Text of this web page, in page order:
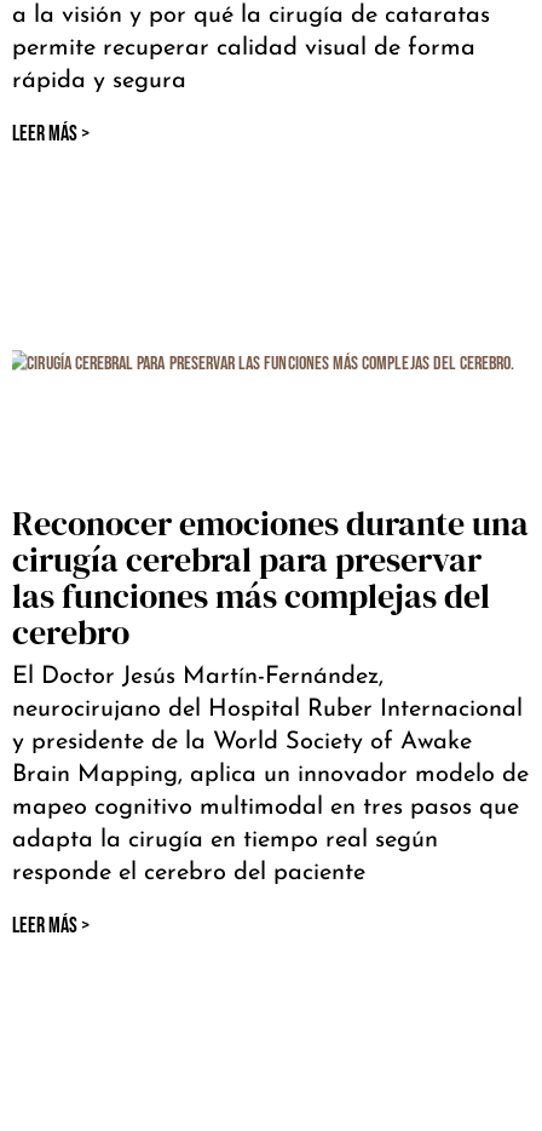
a la visión y por qué la cirugía de cataratas
permite recuperar calidad visual de forma
rápida y segura
LEER MÁS >
Reconocer emociones durante una
cirugía cerebral para preservar
las funciones más complejas del
cerebro
El Doctor Jesús Martín-Fernández,
neurocirujano del Hospital Ruber Internacional
y presidente de la World Society of Awake
Brain Mapping, aplica un innovador modelo de
mapeo cognitivo multimodal en tres pasos que
adapta la cirugía en tiempo real según
responde el cerebro del paciente
LEER MÁS >